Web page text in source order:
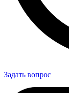
Задать вопрос